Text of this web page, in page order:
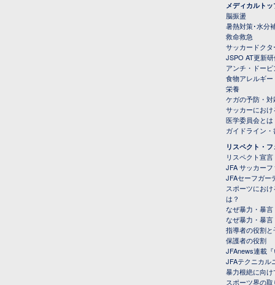
メディカルトッ
脳振盪
暑熱対策･水分
救命救急
サッカードクタ
JSPO AT更新
アンチ・ドーピ
食物アレルギー
栄養
ケガの予防・対
サッカーにお
医学委員会とは
ガイドライン
リスペクト・
リスペクト宣言
JFA サッカー
JFAセーフガー
スポーツにお
は？
なぜ暴力・暴
なぜ暴力・暴
指導者の役割
保護者の役割
JFAnews連載『
JFAテクニカル
暴力根絶に向け
スポーツ界の